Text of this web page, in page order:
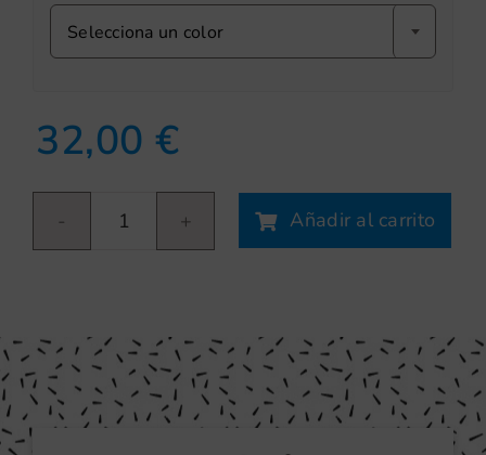
Selecciona un color
32,00€
Banderines
Añadir al carrito